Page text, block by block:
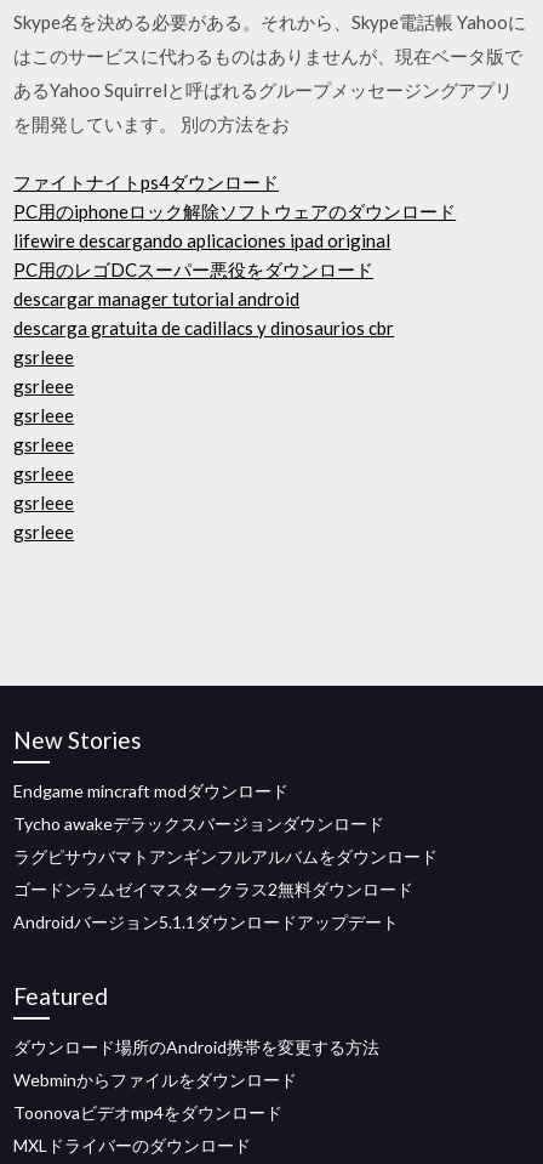
Skype名を決める必要がある。それから、Skype電話帳 Yahooに
はこのサービスに代わるものはありませんが、現在ベータ版で
あるYahoo Squirrelと呼ばれるグループメッセージングアプリ
を開発しています。 別の方法をお
ファイトナイトps4ダウンロード
PC用のiphoneロック解除ソフトウェアのダウンロード
lifewire descargando aplicaciones ipad original
PC用のレゴDCスーパー悪役をダウンロード
descargar manager tutorial android
descarga gratuita de cadillacs y dinosaurios cbr
gsrleee
gsrleee
gsrleee
gsrleee
gsrleee
gsrleee
gsrleee
New Stories
Endgame mincraft modダウンロード
Tycho awakeデラックスバージョンダウンロード
ラグピサウバマトアンギンフルアルバムをダウンロード
ゴードンラムゼイマスタークラス2無料ダウンロード
Androidバージョン5.1.1ダウンロードアップデート
Featured
ダウンロード場所のAndroid携帯を変更する方法
Webminからファイルをダウンロード
Toonovaビデオmp4をダウンロード
MXLドライバーのダウンロード